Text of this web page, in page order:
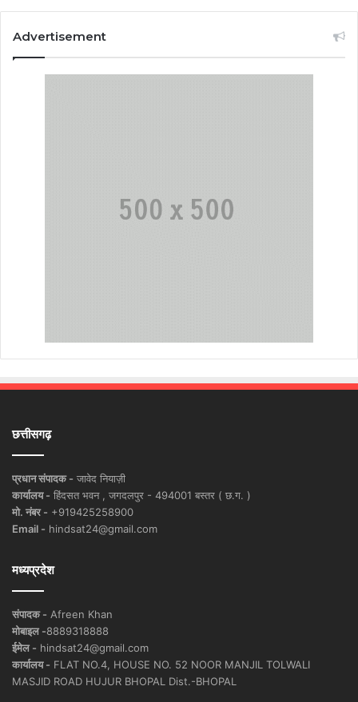
Advertisement
छत्तीसगढ़
प्रधान संपादक - जावेद नियाज़ी
कार्यालय - हिंदसत भवन , जगदलपुर - 494001 बस्तर ( छ.ग. )
मो. नंबर - +919425258900
Email - hindsat24@gmail.com
मध्यप्रदेश
संपादक - Afreen Khan
मोबाइल -8889318888
ईमेल - hindsat24@gmail.com
कार्यालय - FLAT NO.4, HOUSE NO. 52 NOOR MANJIL TOLWALI
MASJID ROAD HUJUR BHOPAL Dist.-BHOPAL